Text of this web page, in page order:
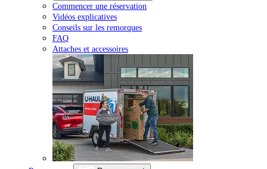
Commencer une réservation
Vidéos explicatives
Conseils sur les remorques
FAQ
Attaches et accessoires